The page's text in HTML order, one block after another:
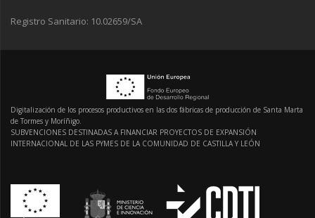
Registro Sanitario: 10.02659/SA
Digitalización de los procesos productivos en las dos fábricas de producción de Santa Marta
de Tormes y Moríñigo.
SUBVENCIONES DESTINADAS A FINANCIAR PROYECTOS DE EXPANSIÓN
INTERNACIONAL DE LAS PYMES DE LA COMUNIDAD DE CASTILLA Y LEÓN